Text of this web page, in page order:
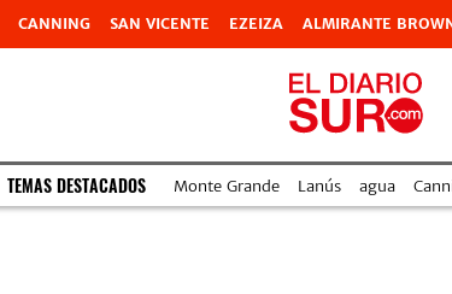
CANNING SAN VICENTE EZEIZA ALMIRANTE
TEMAS DESTACADOS Monte Grande Lanús agua